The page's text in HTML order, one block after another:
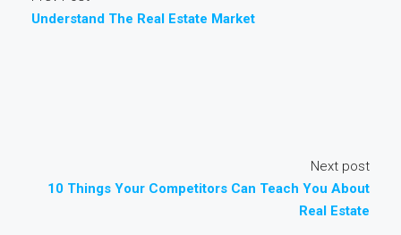
Understand The Real Estate Market
Next post
10 Things Your Competitors Can Teach You About
Real Estate